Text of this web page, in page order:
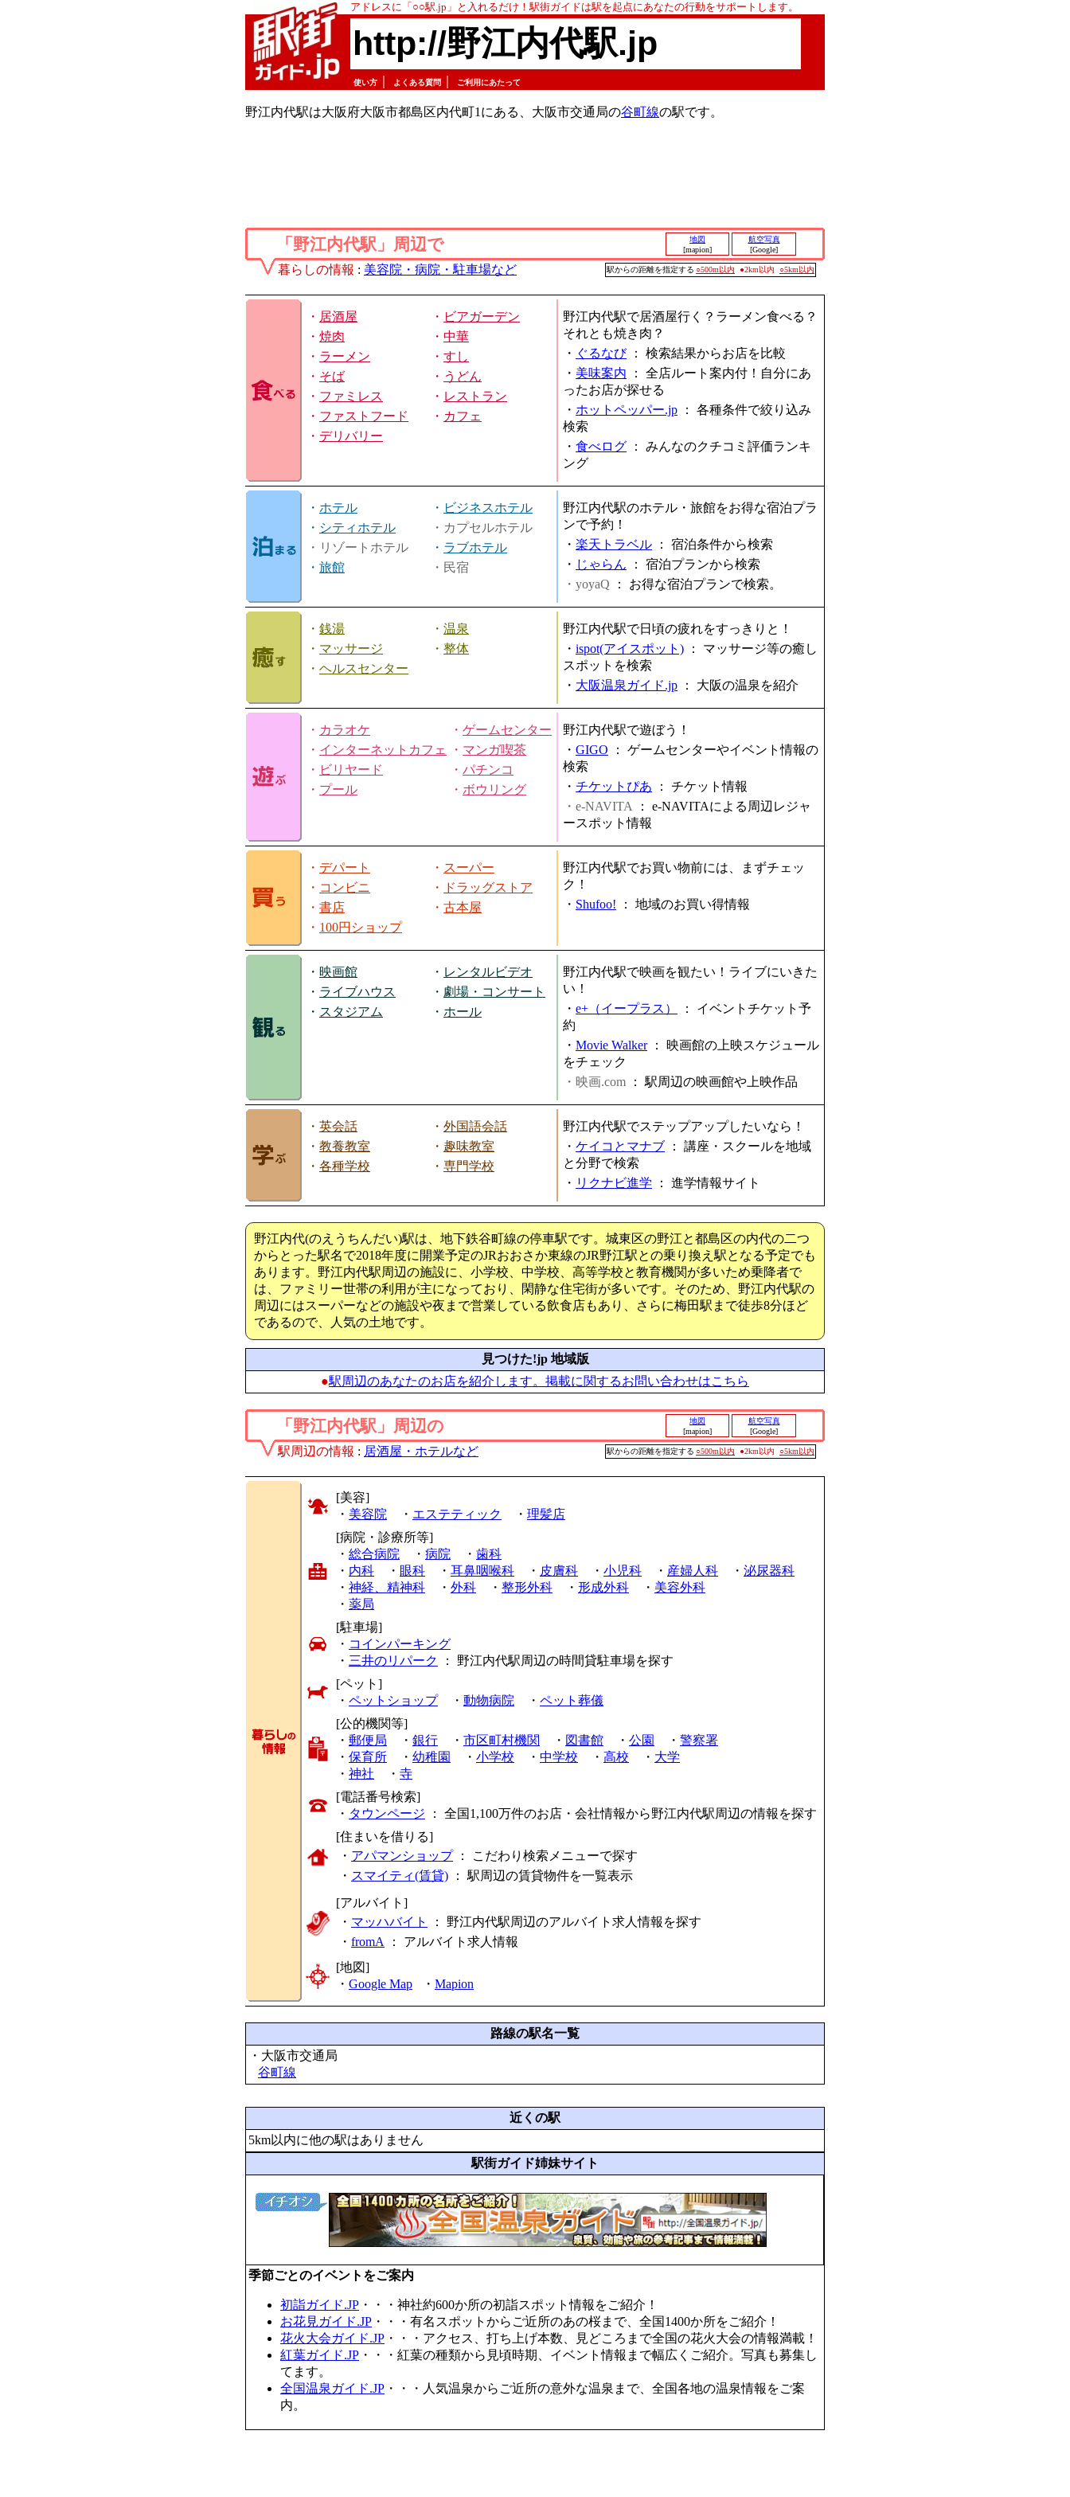
アドレスに「○○駅.jp」と入れるだけ！駅街ガイドは駅を起点にあなたの行動をサポートします。
http://野江内代駅.jp
使い方 よくある質問 ご利用にあたって
野江内代駅は大阪府大阪市都島区内代町1にある、大阪市交通局の谷町線の駅です。
「野江内代駅」周辺で
地図
[mapion]
航空写真
[Google]
暮らしの情報 : 美容院・病院・駐車場など 駅からの距離を指定する ○500m以内 ●2km以内 ○5km以内
・ 居酒屋 ・ ビアガーデン
・ 焼肉 ・ 中華
・ ラーメン ・ すし
・ そば ・ うどん
・ ファミレス ・ レストラン
・ ファストフード ・ カフェ
・ デリバリー
野江内代駅で居酒屋行く？ラーメン食べる？
それとも焼き肉？
・ ぐるなび： 検索結果からお店を比較
・ 美味案内 ： 全店ルート案内付！自分にあ
ったお店が探せる
・ ホットペッパー.jp ： 各種条件で絞り込み
検索
・ 食べログ ： みんなのクチコミ評価ランキ
ング
・ ホテル ・ ビジネスホテル
・ シティホテル
・カプセルホテル
・リゾートホテル
・ ラブホテル
・ 旅館 ・民宿
野江内代駅のホテル・旅館をお得な宿泊プラ
ンで予約！
・ 楽天トラベル ： 宿泊条件から検索
・ じゃらん ： 宿泊プランから検索
・yoyaQ ： お得な宿泊プランで検索。
・ 銭湯 ・ 温泉
・ マッサージ ・ 整体
・ ヘルスセンター
野江内代駅で日頃の疲れをすっきりと！
・ ispot(アイスポット) ： マッサージ等の癒し
スポットを検索
・ 大阪温泉ガイド.jp ： 大阪の温泉を紹介
・ カラオケ ・ ゲームセンター
・ インターネットカフェ ・ マンガ喫茶
・ ビリヤード ・ パチンコ
・ プール ・ ボウリング
野江内代駅で遊ぼう！
・ GIGO ： ゲームセンターやイベント情報の
検索
・ チケットぴあ ： チケット情報
・e-NAVITA
： e-NAVITAによる周辺レジャ
ースポット情報
・ デパート ・ スーパー
・ コンビニ ・
ドラッグストア
・ 書店 ・ 古本屋
・ 100円ショップ
野江内代駅でお買い物前には、まずチェッ
ク！
・ Shufoo! ： 地域のお買い得情報
・ 映画館 ・ レンタルビデオ
・ ライブハウス ・ 劇場・コンサート
・ スタジアム ・ ホール
野江内代駅で映画を観たい！ライブにいきた
い！
・ e+（イープラス） ： イベントチケット予
約
・ Movie Walker： 映画館の上映スケジュール
をチェック
・映画.com ： 駅周辺の映画館や上映作品
・ 英会話 ・ 外国語会話
・ 教養教室 ・ 趣味教室
・ 各種学校 ・ 専門学校
野江内代駅でステップアップしたいなら！
・ ケイコとマナブ ： 講座・スクールを地域
と分野で検索
・ リクナビ進学 ： 進学情報サイト
野江内代(のえうちんだい)駅は、地下鉄谷町線の停車駅です。城東区の野江と都島区の内代の二つ
からとった駅名で2018年度に開業予定のJRおおさか東線のJR野江駅との乗り換え駅となる予定でも
あります。野江内代駅周辺の施設に、小学校、中学校、高等学校と教育機関が多いため乗降者で
は、ファミリー世帯の利用が主になっており、閑静な住宅街が多いです。そのため、野江内代駅の
周辺にはスーパーなどの施設や夜まで営業している飲食店もあり、さらに梅田駅まで徒歩8分ほど
であるので、人気の土地です。
見つけた!jp 地域版
●駅周辺のあなたのお店を紹介します。掲載に関するお問い合わせはこちら
「野江内代駅」周辺の
地図
[mapion]
航空写真
[Google]
駅周辺の情報 : 居酒屋・ホテルなど 駅からの距離を指定する ○500m以内 ●2km以内 ○5km以内
[美容]
・ 美容院 ・ エステティック ・ 理髪店
[病院・診療所等]
・ 総合病院 ・ 病院 ・ 歯科
・ 内科 ・ 眼科 ・ 耳鼻咽喉科 ・ 皮膚科 ・ 小児科 ・ 産婦人科 ・ 泌尿器科
・ 神経、精神科 ・ 外科 ・ 整形外科 ・ 形成外科 ・ 美容外科
・ 薬局
[駐車場]
・ コインパーキング
・ 三井のリパーク
： 野江内代駅周辺の時間貸駐車場を探す
[ペット]
・ ペットショップ・ 動物病院 ・ ペット葬儀
[公的機関等]
・ 郵便局 ・ 銀行 ・ 市区町村機関 ・ 図書館 ・ 公園 ・ 警察署
・ 保育所 ・ 幼稚園 ・ 小学校 ・ 中学校 ・ 高校 ・ 大学
・ 神社 ・ 寺
[電話番号検索]
・ タウンページ ： 全国1,100万件のお店・会社情報から野江内代駅周辺の情報を探す
[住まいを借りる]
・ アパマンショップ： こだわり検索メニューで探す
・ スマイティ(賃貸) ： 駅周辺の賃貸物件を一覧表示
[アルバイト]
・ マッハバイト
： 野江内代駅周辺のアルバイト求人情報を探す
・ fromA ： アルバイト求人情報
[地図]
・ Google Map ・ Mapion
路線の駅名一覧
・大阪市交通局
谷町線
近くの駅
5km以内に他の駅はありません
駅街ガイド姉妹サイト
季節ごとのイベントをご案内
初詣ガイド.JP ・・・神社約600か所の初詣スポット情報をご紹介！
お花見ガイド.JP ・・・有名スポットからご近所のあの桜まで、全国1400か所をご紹介！
花火大会ガイド.JP ・・・アクセス、打ち上げ本数、見どころまで全国の花火大会の情報満載！
紅葉ガイド.JP ・・・紅葉の種類から見頃時期、イベント情報まで幅広くご紹介。写真も募集し
てます。
全国温泉ガイド.JP ・・・人気温泉からご近所の意外な温泉まで、全国各地の温泉情報をご案
内。